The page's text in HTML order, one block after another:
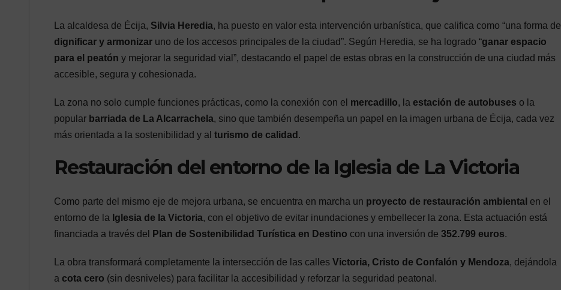
La alcaldesa de Écija, Silvia Heredia, ha puesto en valor esta intervención urbanística, que califica como “una forma de
dignificar y armonizar uno de los accesos principales de la ciudad”. Según Heredia, se ha logrado “ganar espacio
para el peatón y mejorar la seguridad vial”, destacando el papel de estas obras en la construcción de una ciudad más
accesible, segura y cohesionada.
La zona no solo cumple funciones prácticas, como la conexión con el mercadillo, la estación de autobuses o la
popular barriada de La Alcarrachela, sino que también desempeña un papel en la imagen urbana de Écija, cada vez
más orientada a la sostenibilidad y al turismo de calidad .
Restauración del entorno de la Iglesia de La Victoria
Como parte del mismo eje de mejora urbana, se encuentra en marcha un proyecto de restauración ambiental en el
entorno de la Iglesia de la Victoria, con el objetivo de evitar inundaciones y embellecer la zona. Esta actuación está
financiada a través del
Plan de Sostenibilidad Turística en Destino con una inversión de 352.799 euros.
La obra transformará completamente la intersección de las calles Victoria, Cristo de Confalón y Mendoza, dejándola
a cota cero (sin desniveles) para facilitar la accesibilidad y reforzar la seguridad peatonal.